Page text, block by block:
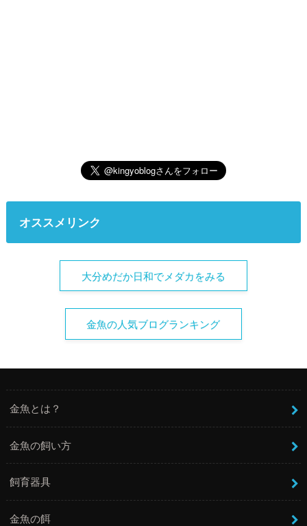
オススメリンク
大分めだか日和でメダカをみる
金魚の人気ブログランキング
金魚とは？
金魚の飼い方
飼育器具
金魚の餌